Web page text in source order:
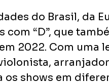
do Brasil, da
“D”, que
2022. Com uma
os shows em